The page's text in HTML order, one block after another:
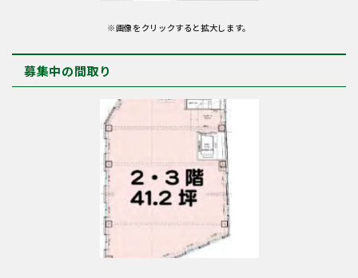
※画像をクリックすると拡大します。
募集中の間取り